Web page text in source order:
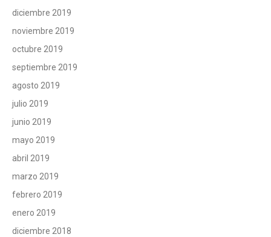
diciembre 2019
noviembre 2019
octubre 2019
septiembre 2019
agosto 2019
julio 2019
junio 2019
mayo 2019
abril 2019
marzo 2019
febrero 2019
enero 2019
diciembre 2018